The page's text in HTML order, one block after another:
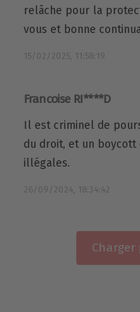
relâche pour la
vous et bonne
15/02/2025, 11:58:19
Francoise RI****D
Il est criminel de
du droit, et un boycott
illégales.
26/09/2024, 18:34:42